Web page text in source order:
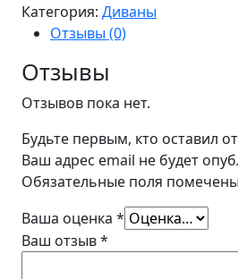
Категория: Диваны
Отзывы (0)
Отзывы
Отзывов пока нет.
Будьте первым, кто оставил
Ваш адрес email не будет
Обязательные поля помечены
Ваша оценка *
Ваш отзыв*